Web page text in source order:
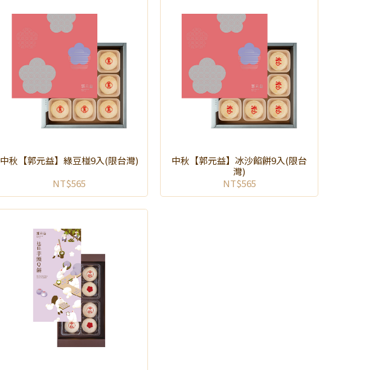
中秋【郭元益】綠豆椪9入(限台灣)
NT$565
中秋【郭元益】冰沙餡餅9入(限台
灣)
NT$565